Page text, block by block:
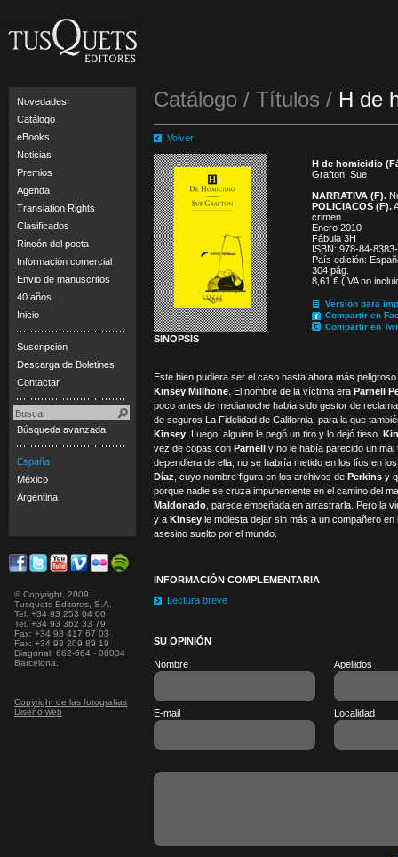
Novedades
Catálogo
eBooks
Noticias
Premios
Agenda
Translation Rights
Clasificados
Rincón del poeta
Información comercial
Envio de manuscritos
40 años
Inicio
Suscripción
Descarga de Boletines
Contactar
Búsqueda avanzada
España
México
Argentina
© Copyright, 2009
Tusquets Editores, S.A.
Tel. +34 93 253 04 00
Tel. +34 93 362 33 79
Fax: +34 93 417 67 03
Fax: +34 93 209 89 19
Diagonal, 662-664 - 08034
Barcelona.
Copyright de las fotografias
Diseño web
Catálogo / Títulos / H de
Volver
H de homicidio
Grafton, Sue
NARRATIVA (F).
POLICIACOS (F).
crimen
Enero 2010
Fábula 3H
ISBN: 978-84-
País edición:
304 pág.
8,61 € (IVA no
Versión para
Compartir en
Compartir en
SINOPSIS
Este bien pudiera ser el caso hasta ahora más
Kinsey Millhone . El nombre de la víctima era Parnell
poco antes de medianoche había sido gestor de
de seguros La Fidelidad de California, para la que
Kinsey . Luego, alguien le pegó un tiro y lo dejó tieso.
vez de copas con Parnell y no le había parecido un mal
dependiera de ella, no se habría metido en los líos en
Díaz , cuyo nombre figura en los archivos de Perkins y
porque nadie se cruza impunemente en el camino del
Maldonado , parece empeñada en arrastrarla. Pero la
y a Kinsey le molesta dejar sin más a un compañero en
asesino suelto por el mundo.
INFORMACIÓN COMPLEMENTARIA
Lectura breve
SU OPINIÓN
Nombre Apellidos
E-mail Localidad